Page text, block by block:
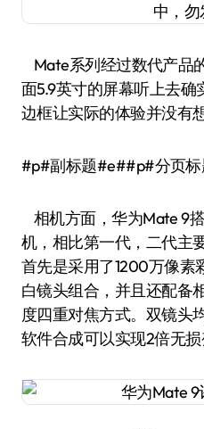
Mate系列经过数代产品
面5.9英寸的屏幕听上去
边框让实际的体验并没有
#p#副标题#e##p#分页
相机方面，华为Mate 9
机，相比第一代，二代主
首先是采用了1200万像
白镜头组合，并且还配备
度四重对焦方式。双镜头
软件合成可以实现2倍无损